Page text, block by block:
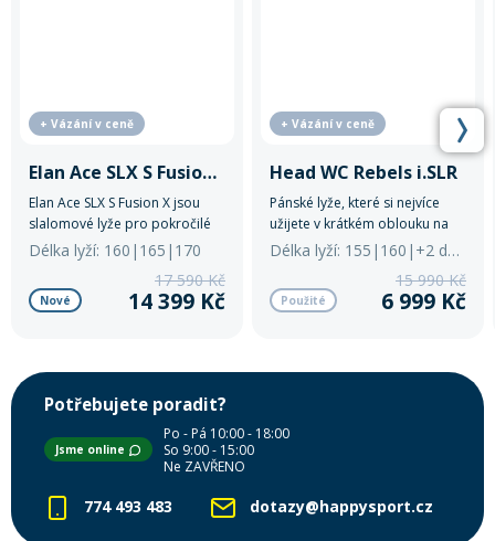
+ Vázání v ceně
Elan Ace SLX S Fusion X
Elan Ace SLX S Fusion X jsou
slalomové lyže pro pokročilé
lyžaře s přesným ovládáním a
dynamikou.
Délka lyží: 160|165|170
Nové
17 590 Kč
14 399 Kč
+ Vázání v ceně
Head WC Rebels i.SLR
Pánské lyže, které si nejvíce
užijete v krátkém oblouku na
upravené sjezdovce.
Délka lyží: 155|160|+2 další
Použité
15 990 Kč
6 999 Kč
Potřebujete poradit?
Jsme online
Po - Pá 10:00 - 18:00
So 9:00 - 15:00
Ne ZAVŘENO
774 493 483 dotazy@happysport.cz